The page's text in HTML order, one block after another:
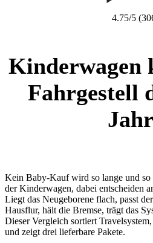
4.75/5
Kinderwagen
Fahrgestell
Kein Baby-Kauf wird so lange und
der Kinderwagen, dabei entscheiden
Liegt das Neugeborene flach, passt
Hausflur, hält die Bremse, trägt das
Dieser Vergleich sortiert
und zeigt drei lieferbare Pakete.